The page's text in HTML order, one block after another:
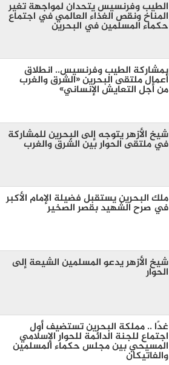
الطيب وفرنسيس يتحدان لمواجهة تغير
المناخ ونقص الغذاء العالمي في اجتماع
حكماء المسلمين في البحرين
بمشاركة الطيب وفرنسيس.. انطلاق
أعمال ملتقى البحرين «الشرق والغرب
من أجل التعايش الإنساني»
شيخ الأزهر يتوجه إلى البحرين للمشاركة
في ملتقى الحوار بين الشرق والغرب
ملك البحرين يستقبل فضيلة الإمام الأكبر
في صرح الشهيد بقصر الصخير
شيخ الأزهر يدعو المسلمين الشيعة إلى
الحوار
غدًا .. مملكة البحرين تستضيف أول
اجتماع للجنة الدائمة للحوار الإسلامي
المسيحي بين مجلس حكماء المسلمين
والفاتيكان